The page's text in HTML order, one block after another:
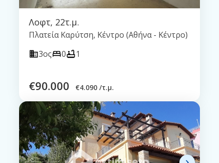
Λοφτ, 22τ.μ.
Πλατεία Καρύτση, Κέντρο (Αθήνα - Κέντρο)
3ος
0 1
€90.000 €4.090 /τ.μ.